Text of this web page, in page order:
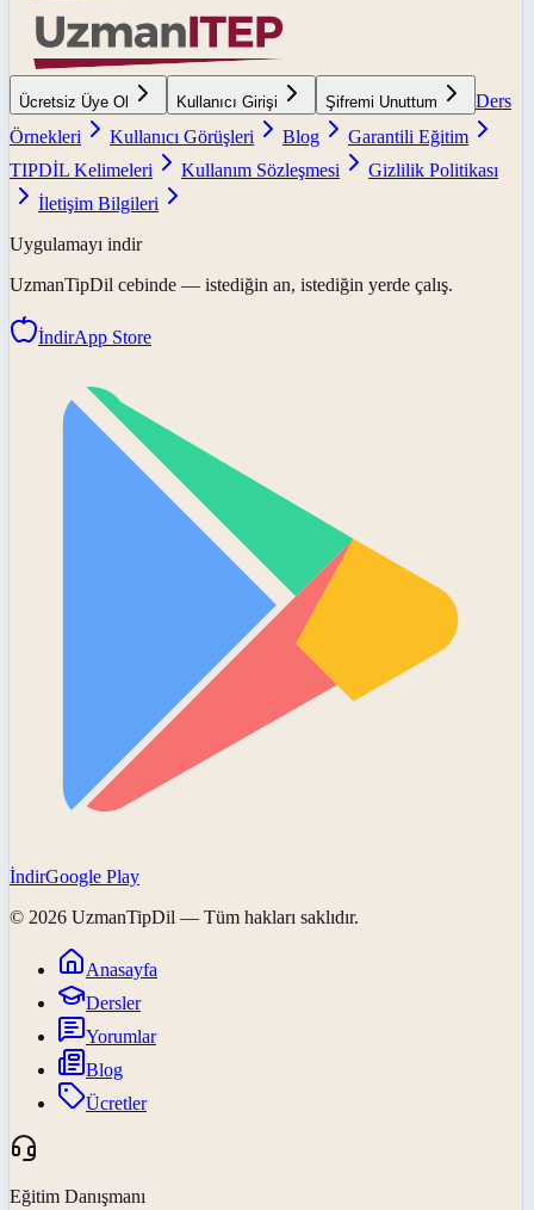
Ücretsiz Üye Ol Kullanıcı Girişi Şifremi Unuttum
Ders
Örnekleri
Kullanıcı Görüşleri Blog
Garantili Eğitim
TIPDİL Kelimeleri
Kullanım Sözleşmesi
Gizlilik Politikası
İletişim Bilgileri
Uygulamayı indir
UzmanTipDil cebinde — istediğin an, istediğin yerde çalış.
İndirApp Store
İndirGoogle Play
© 2026 UzmanTipDil — Tüm hakları saklıdır.
Anasayfa
Dersler
Yorumlar
Blog
Ücretler
Eğitim Danışmanı